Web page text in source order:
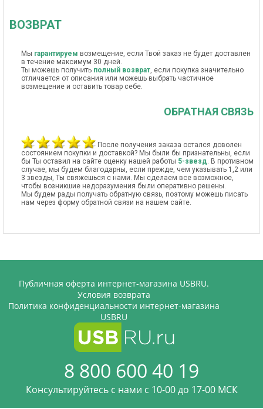
ВОЗВРАТ
Мы гарантируем возмещение, если Твой заказ не будет доставлен
в течение максимум 30 дней.
Ты можешь получить полный возврат, если покупка значительно
отличается от описания или можешь выбрать частичное
возмещение и оставить товар себе.
ОБРАТНАЯ СВЯЗЬ
После получения заказа остался доволен
состоянием покупки и доставкой? Мы были бы признательны, если
бы Ты оставил на сайте оценку нашей работы 5-звезд. В противном
случае, мы будем благодарны, если прежде, чем указывать 1,2 или
3 звезды, Ты свяжешься с нами. Мы сделаем все возможное,
чтобы возникшие недоразумения были оперативно решены.
Мы будем рады получать обратную связь, поэтому можешь писать
нам через форму обратной связи на нашем сайте.
Публичная оферта интернет-магазина USBRU.
Условия возврата
Политика конфиденциальности интернет-магазина
USBRU
8 800 600 40 19
Консультируйтесь с нами c 10-00 до 17-00 МСК